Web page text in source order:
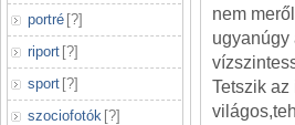
portré [?]
riport [?]
sport [?]
szociofotók [?]
nem
ugyanúgy
Tetszik